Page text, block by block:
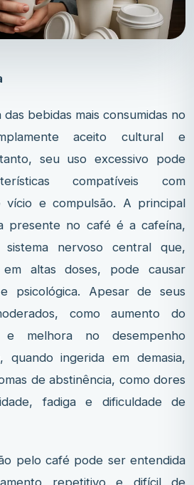
bebidas mais consumidas no
aceito cultural e
seu uso excessivo pode
compatíveis com
vício e compulsão. A principal
presente no café é a cafeína,
nervoso central que,
em altas doses, pode causar
psicológica. Apesar de seus
como aumento do
melhora no desempenho
quando ingerida em demasia,
de abstinência, como dores
fadiga e dificuldade de
café pode ser entendida
repetitivo e difícil de